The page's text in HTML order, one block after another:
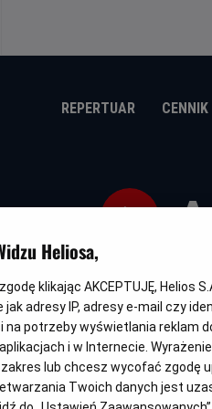
REPERTUAR CENNIK
tytuł
OBSERWUJ
NAPISY
Heliosa,
klikając AKCEPTUJĘ, Helios
jak adresy IP, adresy e-mail czy
na potrzeby wyświetlania reklam
aplikacjach i w Internecie.
lub chcesz wycofać zgodę
Twoich danych jest